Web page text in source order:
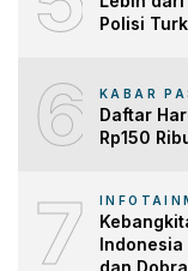
Polisi
6 KABAR
Daftar
Rp150
7